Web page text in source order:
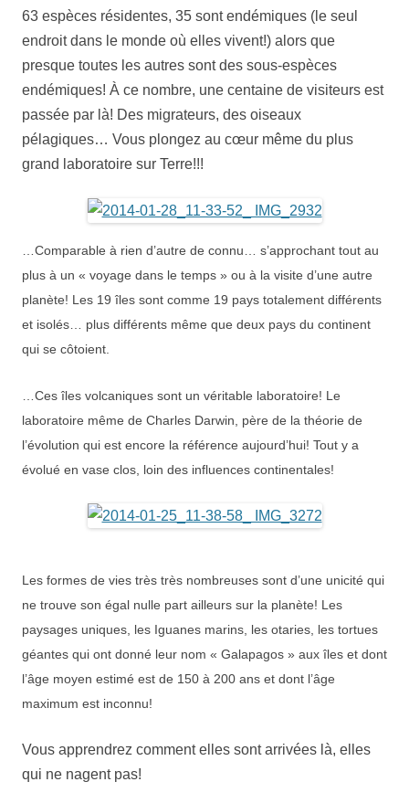
63 espèces résidentes, 35 sont endémiques (le seul
endroit dans le monde où elles vivent!) alors que
presque toutes les autres sont des sous-espèces
endémiques! À ce nombre, une centaine de visiteurs est
passée par là! Des migrateurs, des oiseaux
pélagiques… Vous plongez au cœur même du plus
grand laboratoire sur Terre!!!
…Comparable à rien d’autre de connu… s’approchant tout au
plus à un « voyage dans le temps » ou à la visite d’une autre
planète! Les 19 îles sont comme 19 pays totalement différents
et isolés… plus différents même que deux pays du continent
qui se côtoient.
…Ces îles volcaniques sont un véritable laboratoire! Le
laboratoire même de Charles Darwin, père de la théorie de
l’évolution qui est encore la référence aujourd’hui! Tout y a
évolué en vase clos, loin des influences continentales!
Les formes de vies très très nombreuses sont d’une unicité qui
ne trouve son égal nulle part ailleurs sur la planète! Les
paysages uniques, les Iguanes marins, les otaries, les tortues
géantes qui ont donné leur nom « Galapagos » aux îles et dont
l’âge moyen estimé est de 150 à 200 ans et dont l’âge
maximum est inconnu!
Vous apprendrez comment elles sont arrivées là, elles
qui ne nagent pas!